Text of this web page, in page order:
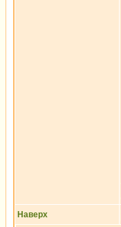
Наверх